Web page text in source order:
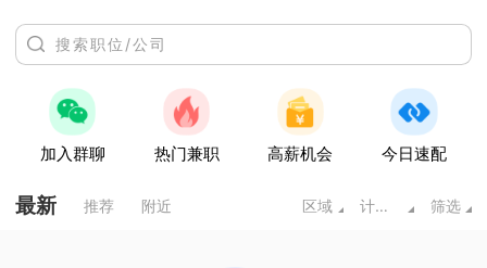
加入群聊 热门兼职 高薪机会 今日速配
最新 推荐 附近 区域 计算机/互联网 筛选